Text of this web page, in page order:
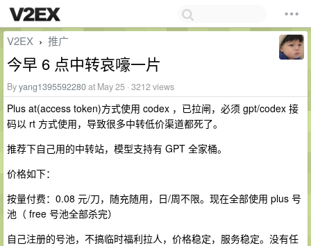
V2EX › 推广
今早 6 点中转哀嚎一片
Byyang1395592280at May 25 · 3212 views
Plus at(access token)方式使用 codex ，已拉闸，必须 gpt/codex 接
码以 rt 方式使用，导致很多中转低价渠道都死了。
推荐下自己用的中转站，模型支持有 GPT 全家桶。
价格如下：
按量付费：0.08 元/刀，随充随用，日/周不限。现在全部使用 plus 号
池（ free 号池全部杀完）
自己注册的号池，不搞临时福利拉人，价格稳定，服务稳定。没有任